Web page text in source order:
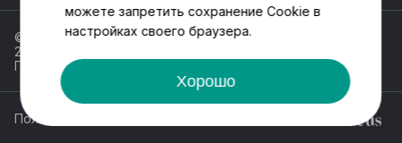
© ООО «Пойнт эстейт», ИНН 55546464612,
2013-2025
Политика обработки персональных данных
Политика конфиденциальности
можете запретить сохранение Cookie в
настройках своего браузера.
Хорошо